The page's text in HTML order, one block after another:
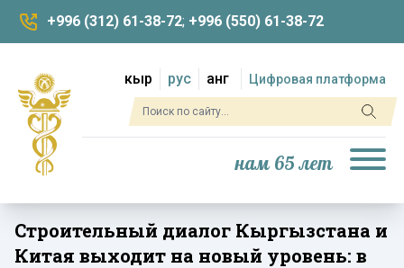
+996 (312) 61-38-72; +996 (550) 61-38-72
кыр рус анг Цифровая платформа
нам 65 лет
Строительный диалог Кыргызстана и
Китая выходит на новый уровень: в